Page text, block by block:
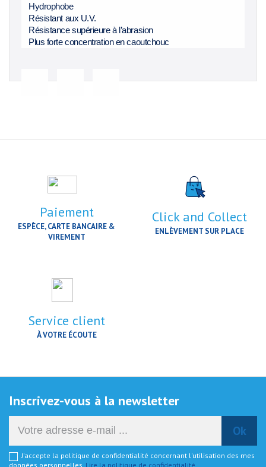
Hydrophobe
Résistant aux U.V.
Résistance supérieure à l’abrasion
Plus forte concentration en caoutchouc
Paiement
ESPÈCE, CARTE BANCAIRE &
VIREMENT
Click and Collect
ENLÈVEMENT SUR PLACE
Service client
À VOTRE ÉCOUTE
Inscrivez-vous à la newsletter
J'accepte la politique de confidentialité concernant l'utilisation des mes
données personnelles. Lire la politique de confidentialité